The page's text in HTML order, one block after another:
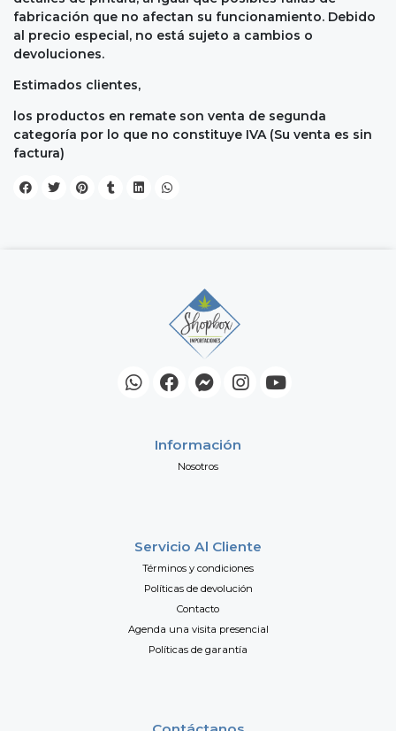
fabricación que no afectan su funcionamiento. Debido
al precio especial, no está sujeto a cambios o
devoluciones.
Estimados clientes,
los productos en remate son venta de segunda
categoría por lo que no constituye IVA (Su venta es sin
factura)
Información
Nosotros
Servicio Al Cliente
Términos y condiciones
Políticas de devolución
Contacto
Agenda una visita presencial
Políticas de garantía